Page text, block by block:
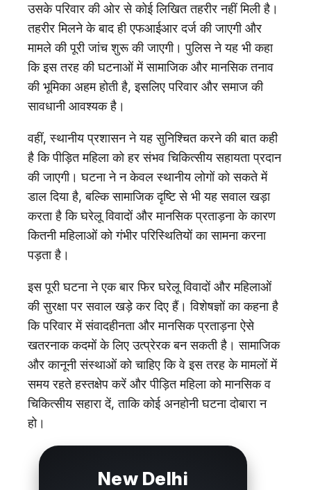
उसके परिवार की ओर से कोई लिखित तहरीर नहीं मिली है।
तहरीर मिलने के बाद ही एफआईआर दर्ज की जाएगी और
मामले की पूरी जांच शुरू की जाएगी। पुलिस ने यह भी कहा
कि इस तरह की घटनाओं में सामाजिक और मानसिक तनाव
की भूमिका अहम होती है, इसलिए परिवार और समाज की
सावधानी आवश्यक है।
वहीं, स्थानीय प्रशासन ने यह सुनिश्चित करने की बात कही
है कि पीड़ित महिला को हर संभव चिकित्सीय सहायता प्रदान
की जाएगी। घटना ने न केवल स्थानीय लोगों को सकते में
डाल दिया है, बल्कि सामाजिक दृष्टि से भी यह सवाल खड़ा
करता है कि घरेलू विवादों और मानसिक प्रताड़ना के कारण
कितनी महिलाओं को गंभीर परिस्थितियों का सामना करना
पड़ता है।
इस पूरी घटना ने एक बार फिर घरेलू विवादों और महिलाओं
की सुरक्षा पर सवाल खड़े कर दिए हैं। विशेषज्ञों का कहना है
कि परिवार में संवादहीनता और मानसिक प्रताड़ना ऐसे
खतरनाक कदमों के लिए उत्प्रेरक बन सकती है। सामाजिक
और कानूनी संस्थाओं को चाहिए कि वे इस तरह के मामलों में
समय रहते हस्तक्षेप करें और पीड़ित महिला को मानसिक व
चिकित्सीय सहारा दें, ताकि कोई अनहोनी घटना दोबारा न
हो।
New Delhi